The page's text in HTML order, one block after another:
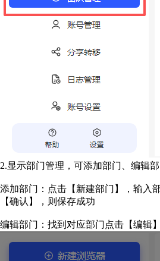
2.显示部门管理，可添加部门、编辑
添加部门：点击【新建部门】，输入
【确认】，则保存成功
编辑部门：找到对应部门点击【编辑